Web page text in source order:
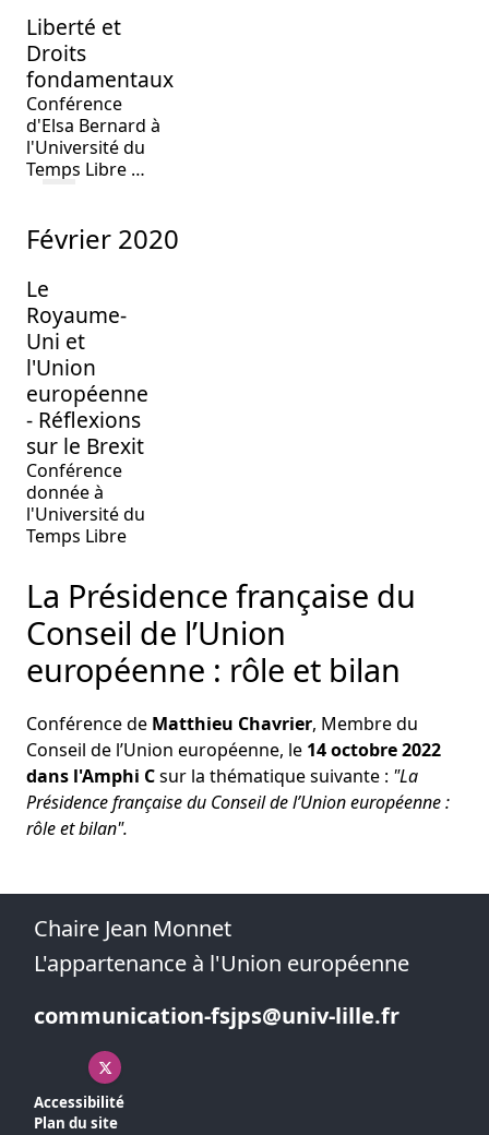
Liberté et
Droits
fondamentaux
Conférence
d'Elsa Bernard à
l'Université du
Temps Libre …
février 2020
Le
Royaume-
Uni et
l'Union
européenne
- Réflexions
sur le Brexit
Conférence
donnée à
l'Université du
Temps Libre
La Présidence française du
Conseil de l’Union
européenne : rôle et bilan
Conférence de Matthieu Chavrier, Membre du
Conseil de l’Union européenne, le 14 octobre 2022
dans l'Amphi Csur la thématique suivante : "La
Présidence française du Conseil de l’Union européenne :
rôle et bilan".
Chaire Jean Monnet
L'appartenance à l'Union européenne
communication-fsjps@univ-lille.fr
X ( nouvelle fenêtre)
Accessibilité
Plan du site